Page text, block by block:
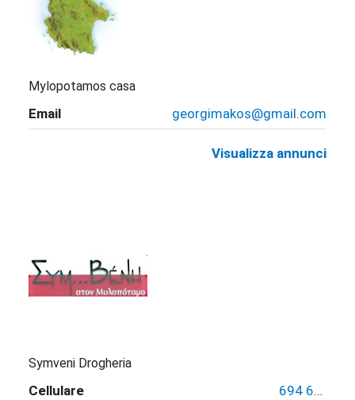
Mylopotamos casa
Email georgimakos@gmail.com
Visualizza annunci
Symveni Drogheria
Cellulare
‭694 6052412‬